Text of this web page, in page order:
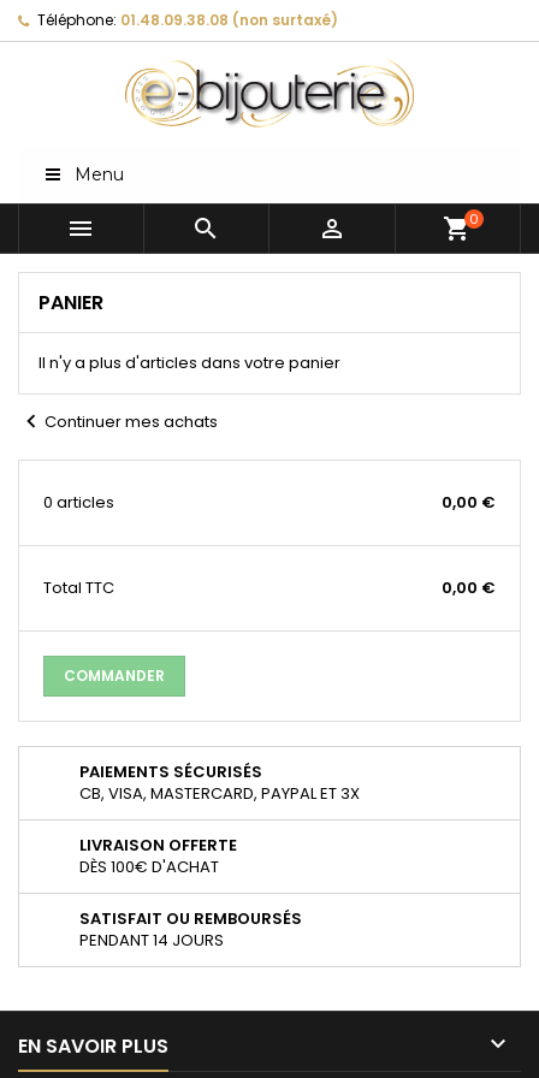
Téléphone: 01.48.09.38.08 (non surtaxé)
Menu
   shopping_cart0
PANIER
Il n'y a plus d'articles dans votre panier
chevron_left Continuer mes achats
0 articles 0,00 €
Total TTC 0,00 €
COMMANDER
PAIEMENTS SÉCURISÉS
CB, VISA, MASTERCARD, PAYPAL ET 3X
LIVRAISON OFFERTE
DÈS 100€ D'ACHAT
SATISFAIT OU REMBOURSÉS
PENDANT 14 JOURS
EN SAVOIR PLUS 